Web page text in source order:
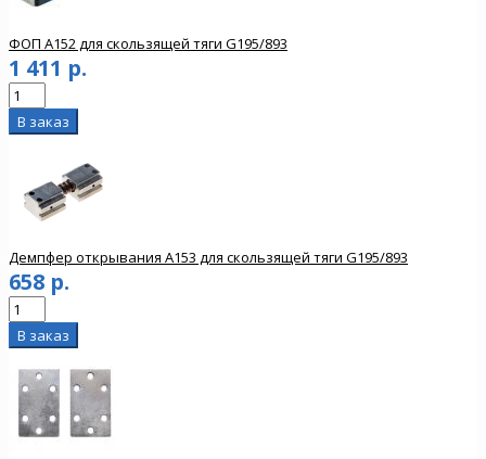
ФОП A152 для скользящей тяги G195/893
1 411 р.
Демпфер открывания A153 для скользящей тяги G195/893
658 р.